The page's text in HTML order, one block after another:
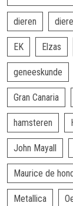
dieren
EK Elzas
geneeskunde
Gran Canaria
hamsteren
John Mayall
Maurice de
Metallica